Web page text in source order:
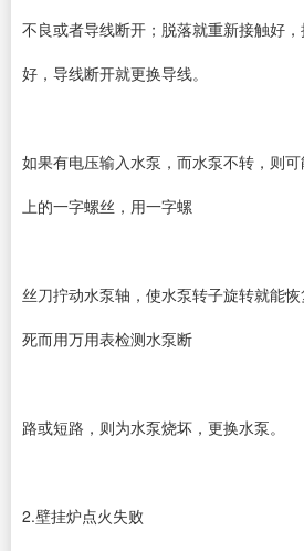
不良或者导线断开；脱落就重新接触好
好，导线断开就更换导线。
如果有电压输入水泵，而水泵不转，则
上的一字螺丝，用一字螺
丝刀拧动水泵轴，使水泵转子旋转就能
死而用万用表检测水泵断
路或短路，则为水泵烧坏，更换水泵。
2.壁挂炉点火失败